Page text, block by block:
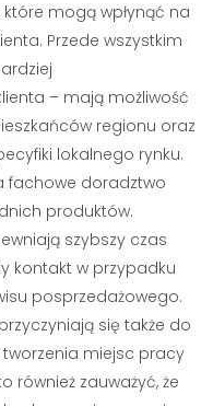
mogą wpłynąć na
Przede wszystkim
– mają możliwość
regionu oraz
lokalnego rynku.
fachowe doradztwo
produktów.
szybszy czas
kontakt w przypadku
posprzedażowego.
się także do
miejsc pracy
również zauważyć, że